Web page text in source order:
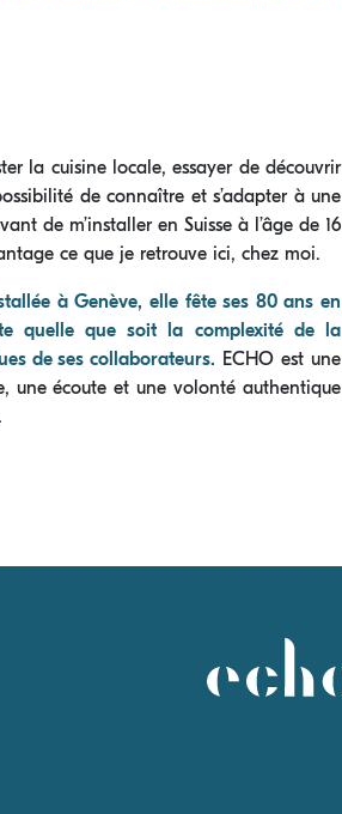
la cuisine locale, essayer de découvrir
de connaître et s’adapter à une
de m’installer en Suisse à l’âge de 16
ce que je retrouve ici, chez moi.
à Genève, elle fête ses 80 ans en
quelle que soit la complexité de la
de ses collaborateurs. ECHO est une
une écoute et une volonté authentique